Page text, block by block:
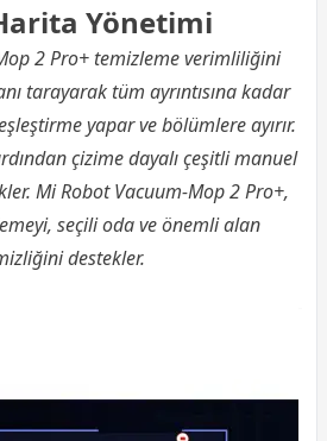
Yönetimi
2 Pro+ temizleme verimliliğini
tarayarak tüm ayrıntısına kadar
yapar ve bölümlere ayırır.
çizime dayalı çeşitli manuel
Mi Robot Vacuum-Mop 2 Pro+,
seçili oda ve önemli alan
destekler.